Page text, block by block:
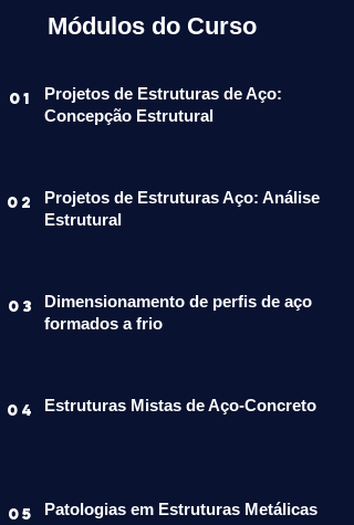
Módulos do Curso
01
Projetos de Estruturas de Aço:
Concepção Estrutural
02
Projetos de Estruturas Aço: Análise
Estrutural
03
Dimensionamento de perfis de aço
formados a frio
04 Estruturas Mistas de Aço-Concreto
05 Patologias em Estruturas Metálicas